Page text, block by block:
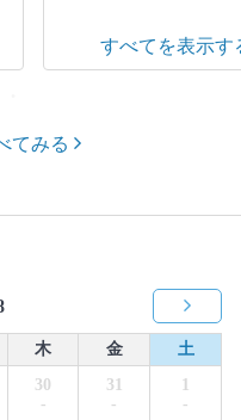
すべてを表示す
てみる
木 金
土
30
-
31
-
1
-